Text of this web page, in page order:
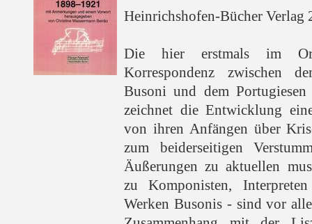
Heinrichshofen-Bücher Verlag
Die hier erstmals im
Korrespondenz zwischen
Busoni und dem
zeichnet die Entwicklung
von ihren Anfängen über
zum beiderseitigen
Äußerungen zu aktuellen
zu Komponisten,
Werken Busonis - sind vor